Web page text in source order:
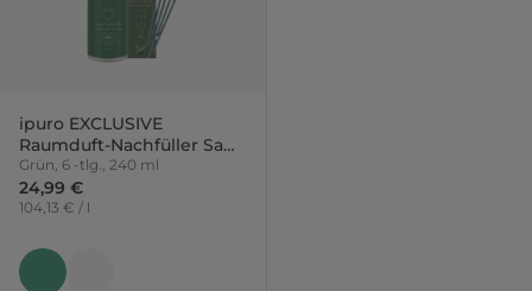
ipuro EXCLUSIVE
Raumduft-Nachfüller Sage
Sublime mit Sticks
Grün, 6 -tlg., 240 ml
24,99 €
104,13 € / l